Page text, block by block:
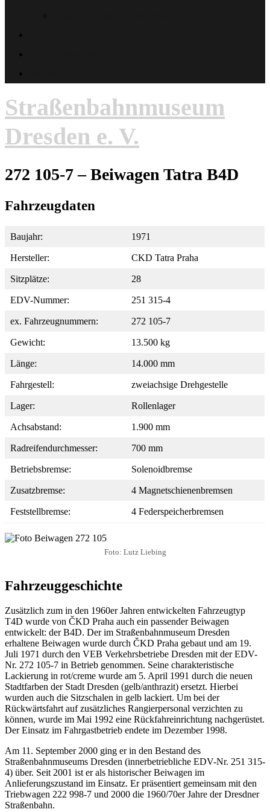
Straßenbahnmuseum
Dresden e. V.
272 105-7 – Beiwagen Tatra B4D
Fahrzeugdaten
Baujahr: 1971
Hersteller: CKD Tatra Praha
Sitzplätze: 28
EDV-Nummer: 251 315-4
ex. Fahrzeugnummern: 272 105-7
Gewicht: 13.500 kg
Länge: 14.000 mm
Fahrgestell: zweiachsige Drehgestelle
Lager: Rollenlager
Achsabstand: 1.900 mm
Radreifendurchmesser: 700 mm
Betriebsbremse: Solenoidbremse
Zusatzbremse: 4 Magnetschienenbremsen
Feststellbremse: 4 Federspeicherbremsen
Foto: Lutz Liebing
Fahrzeuggeschichte
Zusätzlich zum in den 1960er Jahren entwickelten Fahrzeugtyp
T4D wurde von ČKD Praha auch ein passender Beiwagen
entwickelt: der B4D. Der im Straßenbahnmuseum Dresden
erhaltene Beiwagen wurde durch ČKD Praha gebaut und am 19.
Juli 1971 durch den VEB Verkehrsbetriebe Dresden mit der EDV-
Nr. 272 105-7 in Betrieb genommen. Seine charakteristische
Lackierung in rot/creme wurde am 5. April 1991 durch die neuen
Stadtfarben der Stadt Dresden (gelb/anthrazit) ersetzt. Hierbei
wurden auch die Sitzschalen in gelb lackiert. Um bei der
Rückwärtsfahrt auf zusätzliches Rangierpersonal verzichten zu
können, wurde im Mai 1992 eine Rückfahreinrichtung nachgerüstet.
Der Einsatz im Fahrgastbetrieb endete im Dezember 1998.
Am 11. September 2000 ging er in den Bestand des
Straßenbahnmuseums Dresden (innerbetriebliche EDV-Nr. 251 315-
4) über. Seit 2001 ist er als historischer Beiwagen im
Anlieferungszustand im Einsatz. Er präsentiert gemeinsam mit den
Triebwagen 222 998-7 und 2000 die 1960/70er Jahre der Dresdner
Straßenbahn.